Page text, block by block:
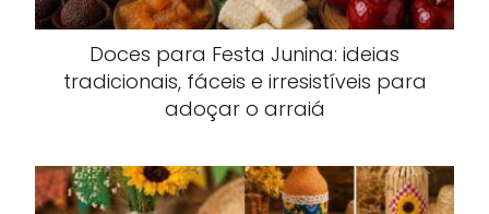
Doces para Festa Junina: ideias
tradicionais, fáceis e irresistíveis para
adoçar o arraiá